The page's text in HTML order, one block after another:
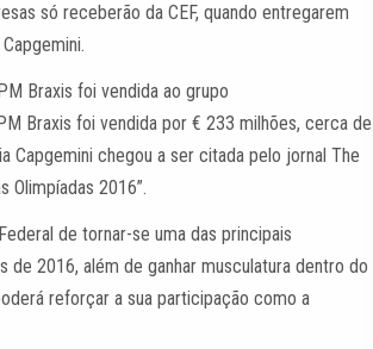
só receberão da CEF, quando entregarem
Braxis foi vendida ao grupo
Braxis foi vendida por € 233 milhões, cerca de
Capgemini chegou a ser citada pelo jornal The
Olimpíadas 2016”.
de tornar-se uma das principais
2016, além de ganhar musculatura dentro do
reforçar a sua participação como a